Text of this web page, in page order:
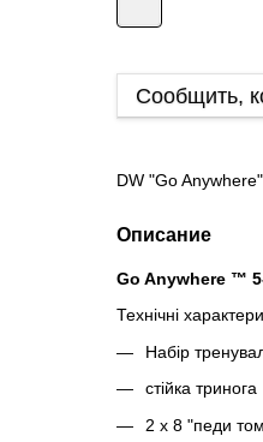
Сообщить,
DW "Go
Описание
Go Anywhere ™
Технічні
Набір
стійка тринога
2 х 8 "педи